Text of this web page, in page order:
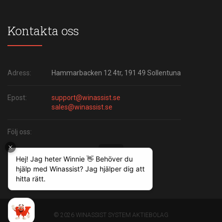
Kontakta oss
Adress: Hammarbacken 12 4tr, 191 49 Sollentuna
Epost:
support@winassist.se
sales@winassist.se
Följ oss:
© 2026 WINASSIST SYSTEM AKTIEBOLAG